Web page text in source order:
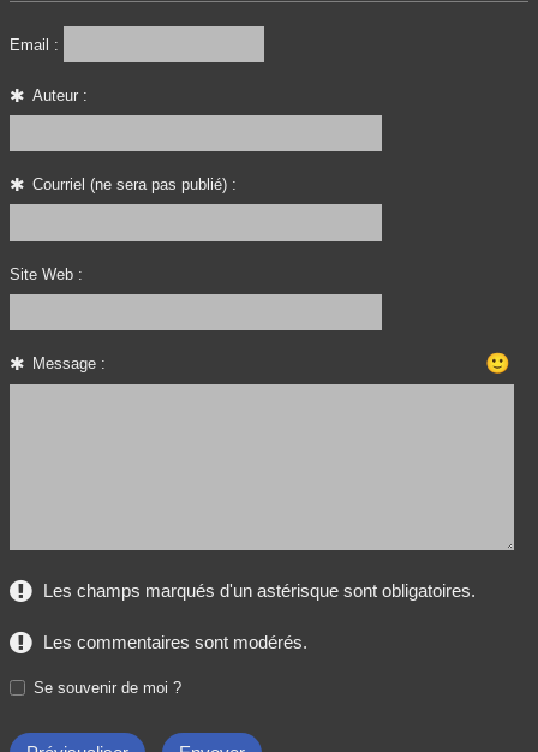
Email :
Auteur :
Courriel (ne sera pas publié) :
Site Web :
Message : 🙂
Les champs marqués d'un astérisque sont obligatoires.
Les commentaires sont modérés.
Se souvenir de moi ?